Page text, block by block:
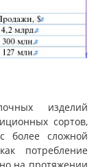
изделий
сортов,
более сложной
потребление